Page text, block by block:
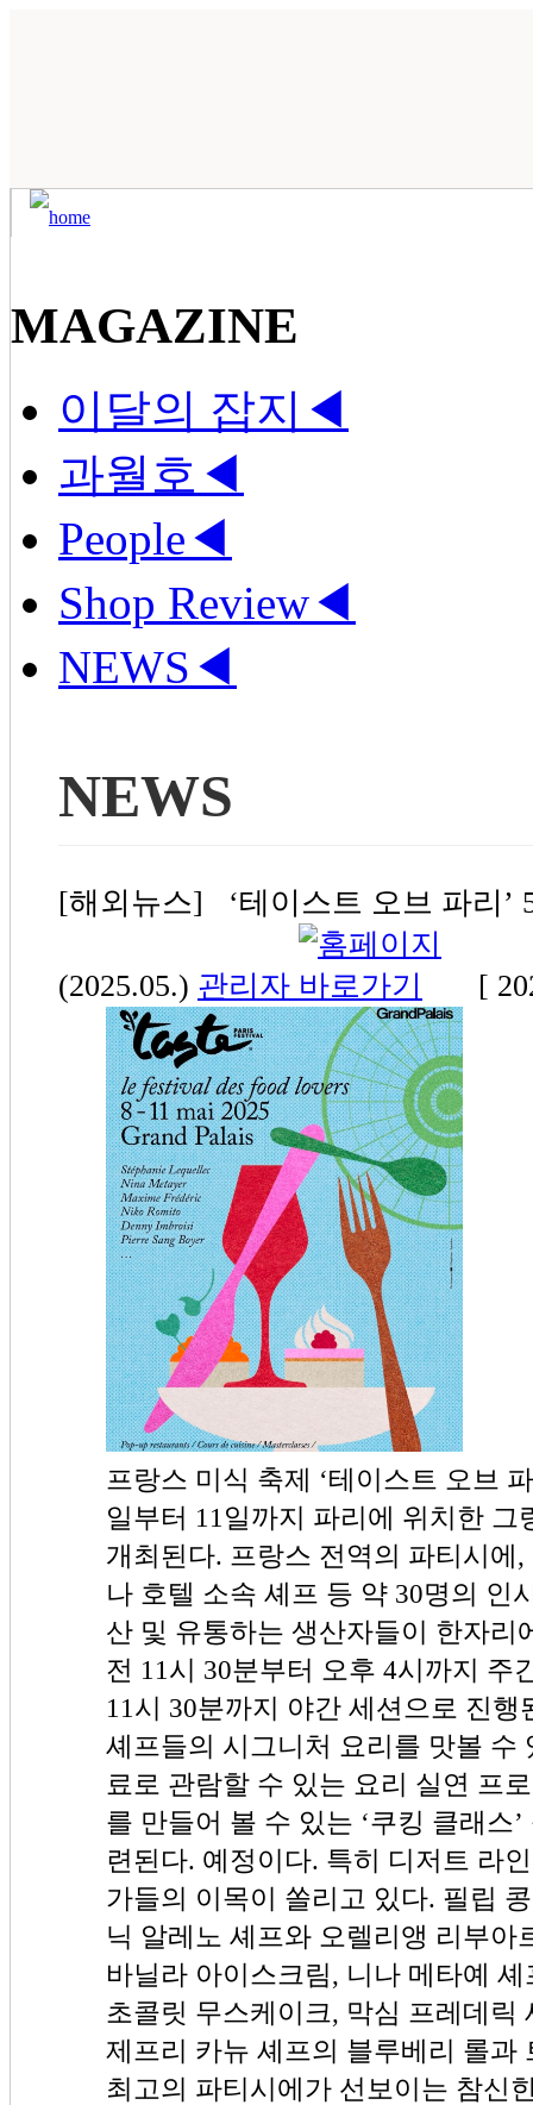
MAGAZINE
이달의 잡지 ◀
과월호 ◀
People◀
Shop Review◀
NEWS ◀
NEWS
[해외뉴스] ‘테이스트 오브 파리’
(2025.05.) 관리자 [
프랑스 미식 축제 ‘테이스트 오브
일부터 11일까지 파리에 위치한 그
개최된다. 프랑스 전역의 파티시에
나 호텔 소속 셰프 등 약 30명의 인
산 및 유통하는 생산자들이 한자리
전 11시 30분부터 오후 4시까지 주
11시 30분까지 야간 세션으로 진
셰프들의 시그니처 요리를 맛볼 수
료로 관람할 수 있는 요리 실연 프
를 만들어 볼 수 있는 ‘쿠킹 클래스
련된다. 예정이다. 특히 디저트 라
가들의 이목이 쏠리고 있다. 필립
닉 알레노 셰프와 오렐리앵 리부아
바닐라 아이스크림, 니나 메타예
초콜릿 무스케이크, 막심 프레데릭
제프리 카뉴 셰프의 블루베리 롤과
최고의 파티시에가 선보이는 참신